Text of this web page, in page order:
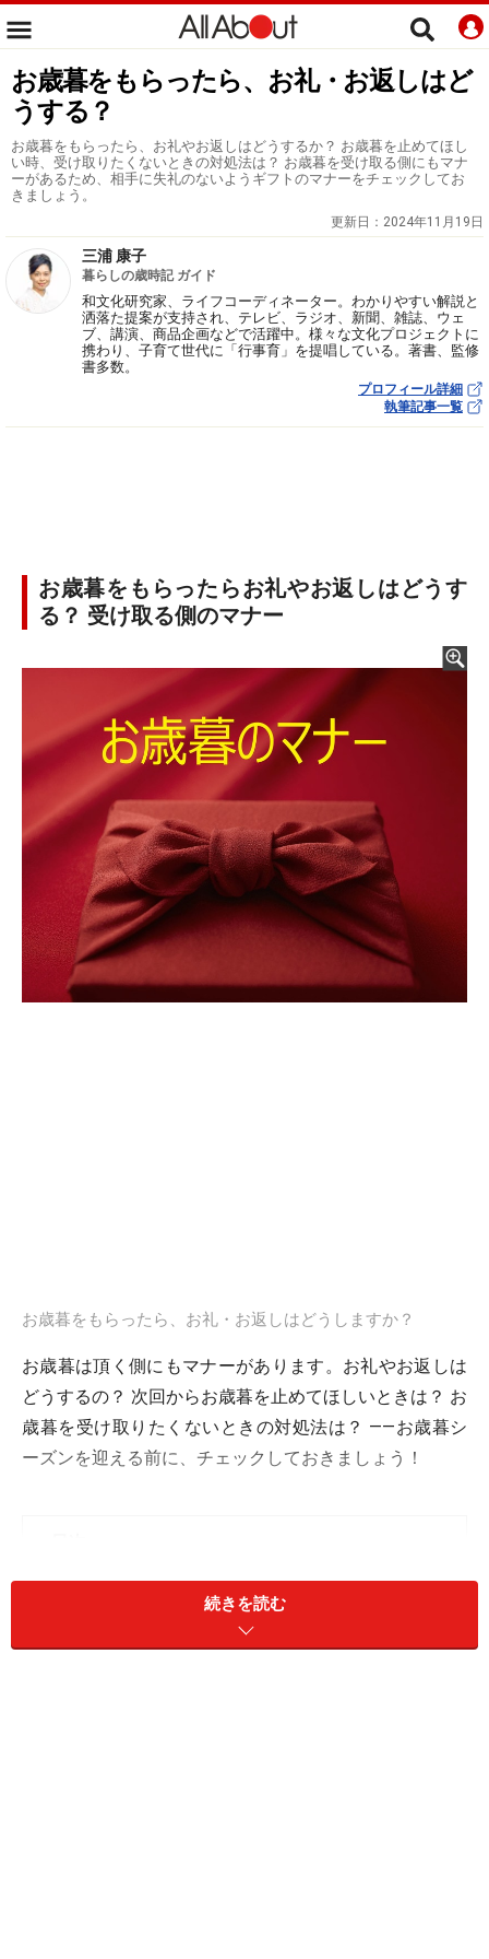
お歳暮をもらったら、お礼・お返しはど
うする？
お歳暮をもらったら、お礼やお返しはどうするか？ お歳暮を止めてほし
い時、受け取りたくないときの対処法は？ お歳暮を受け取る側にもマナ
ーがあるため、相手に失礼のないようギフトのマナーをチェックしてお
きましょう。
更新日： 2024年11月19日
三浦 康子
暮らしの歳時記 ガイド
和文化研究家、ライフコーディネーター。わかりやすい解説と
洒落た提案が支持され、テレビ、ラジオ、新聞、雑誌、ウェ
ブ、講演、商品企画などで活躍中。様々な文化プロジェクトに
携わり、子育て世代に「行事育」を提唱している。著書、監修
書多数。
プロフィール詳細
執筆記事一覧
お歳暮をもらったらお礼やお返しはどうす
る？ 受け取る側のマナー
お歳暮をもらったら、お礼・お返しはどうしますか？
お歳暮は頂く側にもマナーがあります。お礼やお返しは
どうするの？ 次回からお歳暮を止めてほしいときは？ お
歳暮を受け取りたくないときの対処法は？ ――お歳暮シ
ーズンを迎える前に、チェックしておきましょう！
お歳暮のお礼は、礼状？ 電話？ メール？
続きを読む